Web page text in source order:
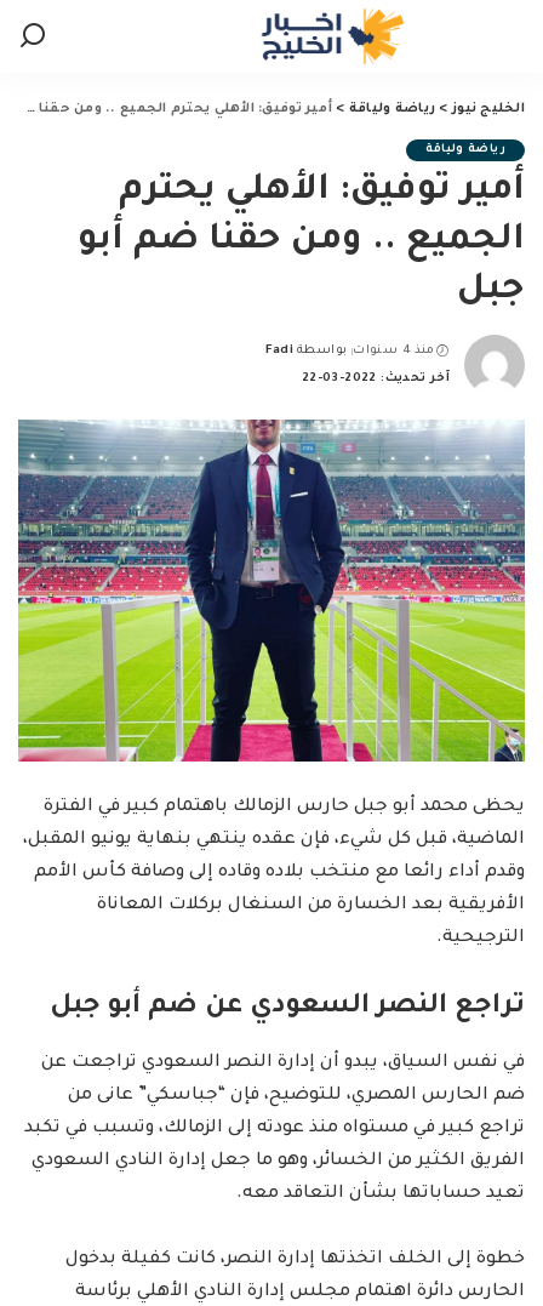
الخليج نيوز> رياضة ولياقة > أمير توفيق: الأهلي يحترم الجميع .. ومن حقنا ضم أبو جبل
رياضة ولياقة
أمير توفيق: الأهلي يحترم
الجميع .. ومن حقنا ضم أبو
جبل
منذ 4 سنوات
Posted
by
بواسطة Fadi
آخر تحديث: 2022-03-22
يحظى محمد أبو جبل حارس الزمالك باهتمام كبير في الفترة
الماضية، قبل كل شيء، فإن عقده ينتهي بنهاية يونيو المقبل،
وقدم أداء رائعا مع منتخب بلاده وقاده إلى وصافة كأس الأمم
الأفريقية بعد الخسارة من السنغال بركلات المعاناة
الترجيحية.
تراجع النصر السعودي عن ضم أبو جبل
في نفس السياق، يبدو أن إدارة النصر السعودي تراجعت عن
ضم الحارس المصري، للتوضيح، فإن “جباسكي” عانى من
تراجع كبير في مستواه منذ عودته إلى الزمالك، وتسبب في تكبد
الفريق الكثير من الخسائر، وهو ما جعل إدارة النادي السعودي
تعيد حساباتها بشأن التعاقد معه.
خطوة إلى الخلف اتخذتها إدارة النصر، كانت كفيلة بدخول
الحارس دائرة اهتمام مجلس إدارة النادي الأهلي برئاسة